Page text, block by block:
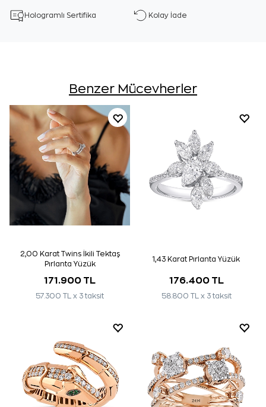
Hologramlı Sertifika Kolay İade
Benzer Mücevherler
2,00 Karat Twins İkili Tektaş
Pırlanta Yüzük
171.900 TL
57.300 TL x 3 taksit
1,43 Karat Pırlanta Yüzük
176.400 TL
58.800 TL x 3 taksit